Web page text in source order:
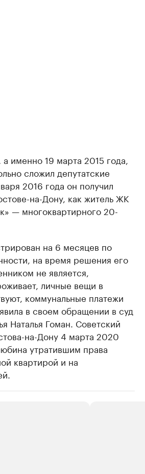
именно 19 марта 2015 года,
сложил депутатские
2016 года он получил
на-Дону, как житель ЖК
— многоквартирного 20-
на 6 месяцев по
на время решения его
не является,
личные вещи в
коммунальные платежи
в своем обращении в суд
Наталья Гоман. Советский
на-Дону 4 марта 2020
утратившим права
квартирой и на